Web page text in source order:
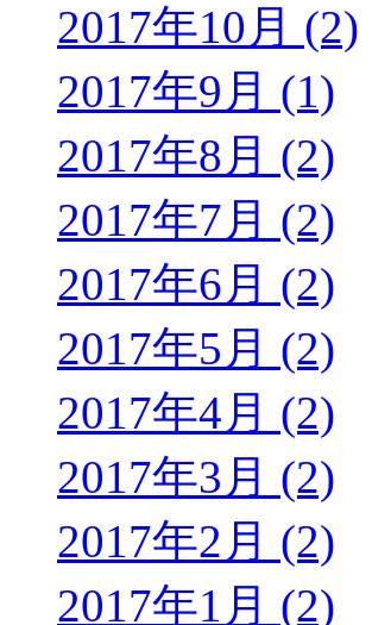
2017年10月 (2)
2017年9月 (1)
2017年8月 (2)
2017年7月 (2)
2017年6月 (2)
2017年5月 (2)
2017年4月 (2)
2017年3月 (2)
2017年2月 (2)
2017年1月 (2)